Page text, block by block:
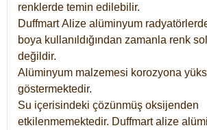
renklerde temin edilebilir.
DuffmartAlize alüminyum
boya kullanıldığından zamanla renk
değildir.
Alüminyum malzemesi korozyona
göstermektedir.
Su içerisindeki çözünmüş oksijenden
etkilenmemektedir. Duffmart alize